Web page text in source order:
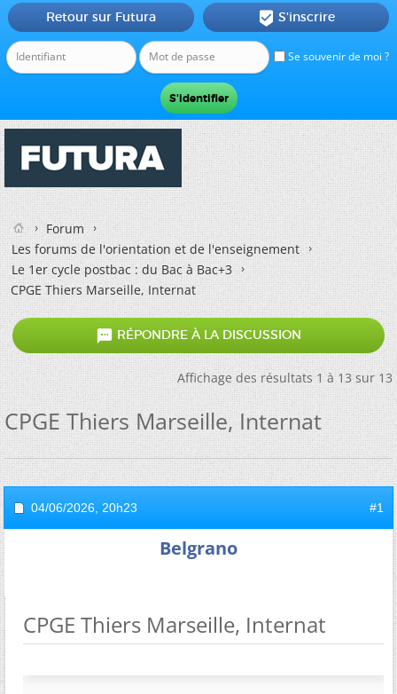
Se souvenir de moi ?
Retour sur Futura  S'inscrire
Forum
Les forums de l'orientation et de l'enseignement
Le 1er cycle postbac : du Bac à Bac+3
CPGE Thiers Marseille, Internat
 RÉPONDRE À LA DISCUSSION
Affichage des résultats 1 à 13 sur 13
CPGE Thiers Marseille, Internat
04/06/2026, 20h23 #1
Belgrano
CPGE Thiers Marseille, Internat